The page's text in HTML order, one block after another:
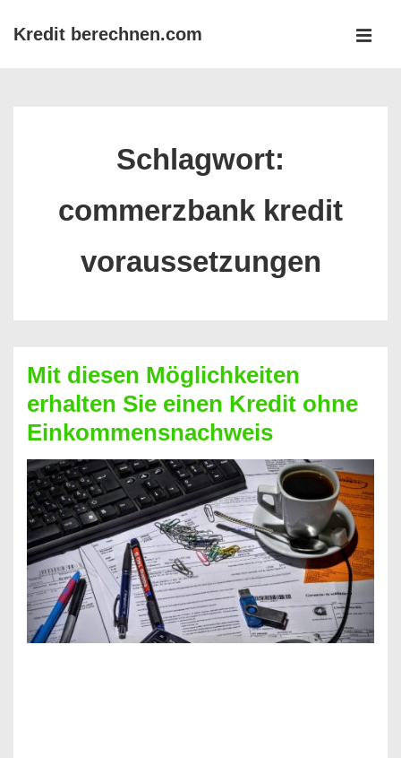
ZumKredit berechnen.com
Schlagwort:
commerzbank kredit
voraussetzungen
Mit diesen Möglichkeiten
erhalten Sie einen Kredit ohne
Einkommensnachweis